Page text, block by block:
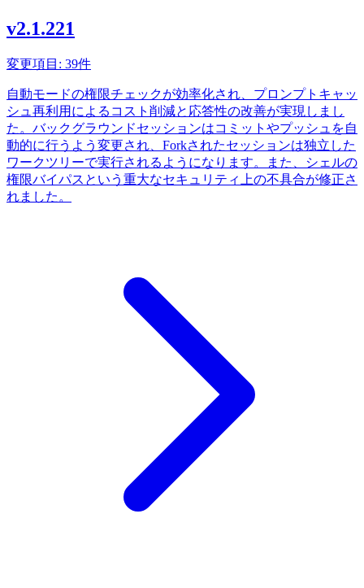
v2.1.221
変更項目: 39件
自動モードの権限チェックが効率化され、プロンプトキャッ
シュ再利用によるコスト削減と応答性の改善が実現しまし
た。バックグラウンドセッションはコミットやプッシュを自
動的に行うよう変更され、Forkされたセッションは独立した
ワークツリーで実行されるようになります。また、シェルの
権限バイパスという重大なセキュリティ上の不具合が修正さ
れました。